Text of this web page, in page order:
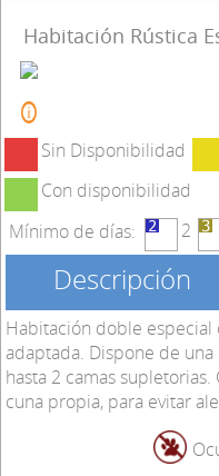
Habitación Rústica
Sin Disponibilidad
Con disponibilidad
Mínimo de días:
2
Descripción
Habitación doble
adaptada. Dispone de
hasta 2 camas
cuna propia, para evitar